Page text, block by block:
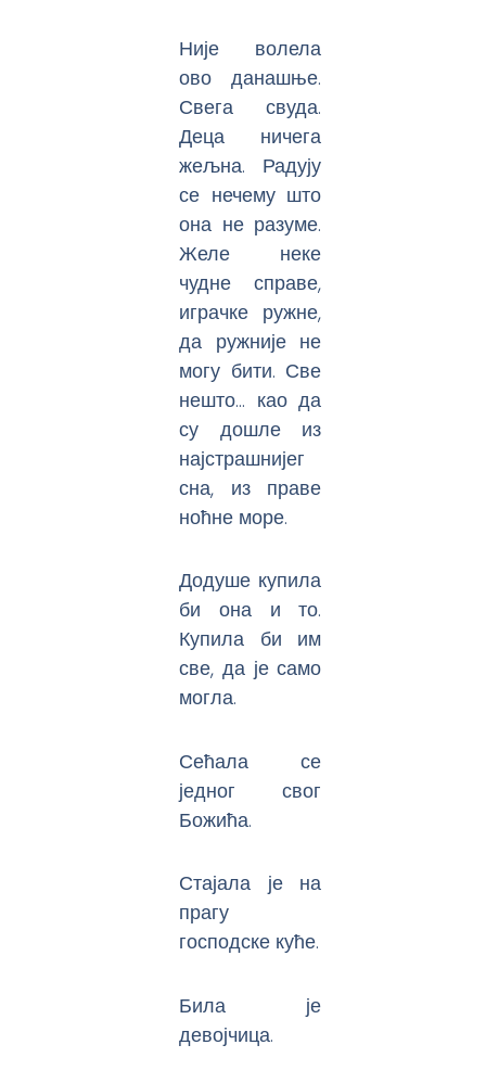
Није волела
ово данашње.
Свега свуда.
Деца ничега
жељна. Радују
се нечему што
она не разуме.
Желе неке
чудне справе,
играчке ружне,
да ружније не
могу бити. Све
нешто… као да
су дошле из
најстрашнијег
сна, из праве
ноћне море.
Додуше купила
би она и то.
Купила би им
све, да је само
могла.
Сећала се
једног свог
Божића.
Стајала је на
прагу
господске куће.
Била је
девојчица.